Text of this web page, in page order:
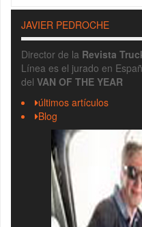
JAVIER PEDROCHE
Director de la Revista
Línea es el jurado en
del VAN OF THE YEAR
últimos artículos
Blog